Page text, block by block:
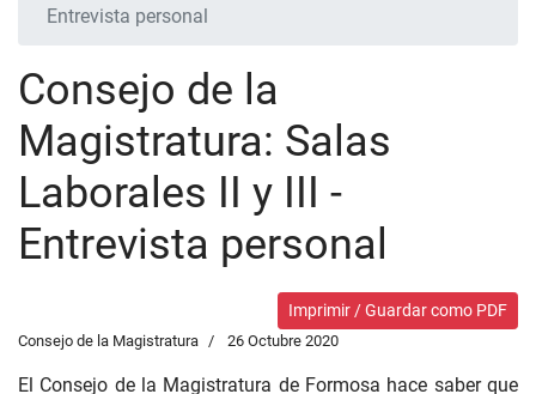
Entrevista personal
Consejo de la
Magistratura: Salas
Laborales II y III -
Entrevista personal
Imprimir / Guardar como PDF
Consejo de la Magistratura 26 Octubre 2020
El Consejo de la Magistratura de Formosa hace saber que